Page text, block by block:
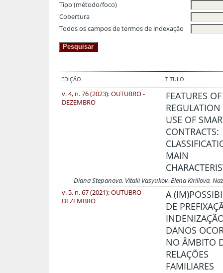
Tipo (método/foco)
Cobertura
Todos os campos de termos de indexação
EDIÇÃO TÍTULO
v. 4, n. 76 (2023): OUTUBRO -
DEZEMBRO
FEATURES
USE OF
CONTRACTS:
MAIN
Diana Stepanova, Vitalii Vasyukov, Elena Kirillova,
v. 5, n. 67 (2021): OUTUBRO -
DEZEMBRO
A
DE
DANOS
NO ÂMBITO
RELAÇÕES
FAMILIARES